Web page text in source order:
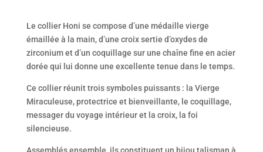
Le collier Honi se compose d’une médaille vierge
émaillée à la main, d’une croix sertie d’oxydes de
zirconium et d’un coquillage sur une chaîne fine en acier
dorée qui lui donne une excellente tenue dans le temps.
Ce collier réunit trois symboles puissants : la Vierge
Miraculeuse, protectrice et bienveillante, le coquillage,
messager du voyage intérieur et la croix, la foi
silencieuse.